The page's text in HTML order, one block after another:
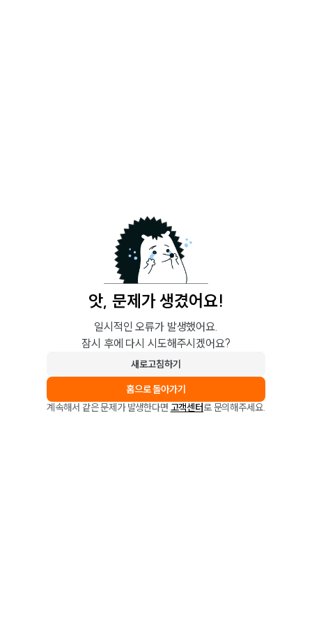
앗, 문제가 생겼어요!
일시적인 오류가 발생했어요.
잠시 후에 다시 시도해주시겠어요?
새로고침하기
홈으로 돌아가기
계속해서 같은 문제가 발생한다면 고객센터로 문의해주세요.